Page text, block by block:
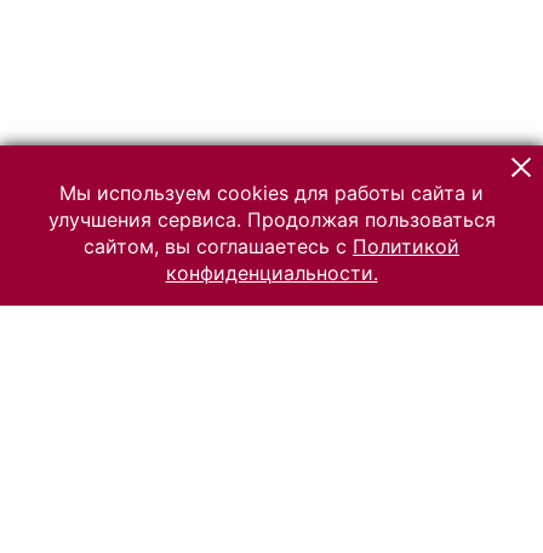
Мы используем cookies для работы сайта и
улучшения сервиса. Продолжая пользоваться
сайтом, вы соглашаетесь с Политикой
конфиденциальности.